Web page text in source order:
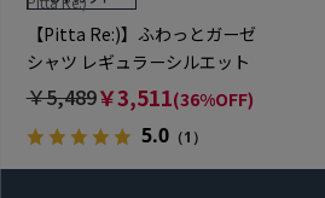
【Pitta Re:)】ふわっとガーゼ
シャツ レギュラーシルエット
七分袖 綿100% レディース カ
ジュアルシャツ
￥5,489￥3,511(36%OFF)
5.0（1）